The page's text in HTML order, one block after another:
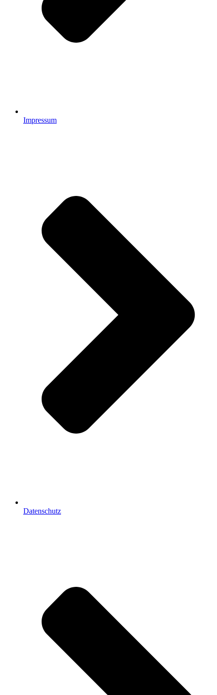
Impressum
Datenschutz